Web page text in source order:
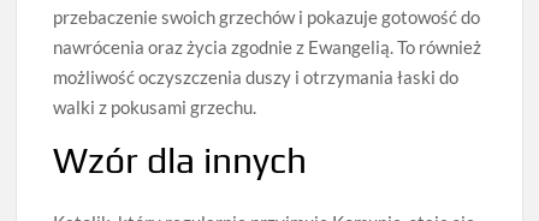
przebaczenie swoich grzechów i pokazuje gotowość do
nawrócenia oraz życia zgodnie z Ewangelią. To również
możliwość oczyszczenia duszy i otrzymania łaski do
walki z pokusami grzechu.
Wzór dla innych